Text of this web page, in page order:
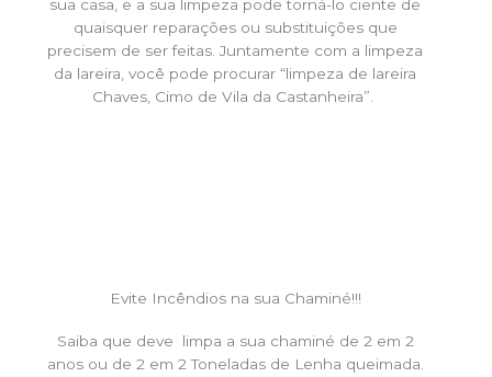
sua casa, e a sua limpeza pode torná-lo ciente de
quaisquer reparações ou substituições que
precisem de ser feitas. Juntamente com a limpeza
da lareira, você pode procurar “limpeza de lareira
Chaves, Cimo de Vila da Castanheira”.
Evite Incêndios na sua Chaminé!!!
Saiba que deve limpa a sua chaminé de 2 em 2
anos ou de 2 em 2 Toneladas de Lenha queimada.